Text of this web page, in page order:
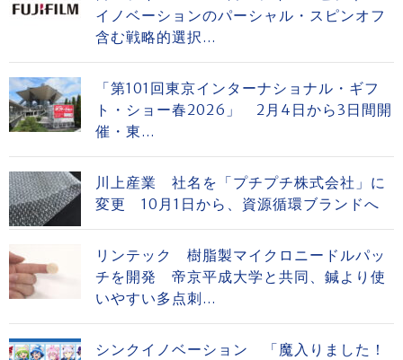
イノベーションのパーシャル・スピンオフ
含む戦略的選択...
「第101回東京インターナショナル・ギフ
ト・ショー春2026」 2月4日から3日間開
催・東...
川上産業 社名を「プチプチ株式会社」に
変更 10月1日から、資源循環ブランドへ
リンテック 樹脂製マイクロニードルパッ
チを開発 帝京平成大学と共同、鍼より使
いやすい多点刺...
シンクイノベーション 「魔入りました！